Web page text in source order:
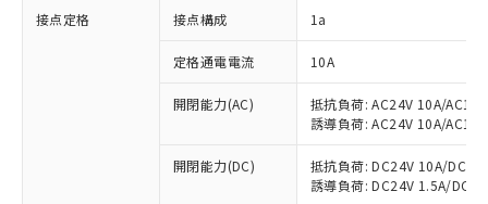
接点定格 接点構成 1a
定格通電電流 10A
開閉能力(AC)
抵抗負荷: AC24V 10A/
誘導負荷: AC24V 10A/
開閉能力(DC)
抵抗負荷: DC24V 10A/
誘導負荷: DC24V 1.5A/
ご利用条件
※1 対応状況
対応済み：EU RoHS指令（10物質）の
非含有に対応した製品が提供可能な商品で
対応予定：EU RoHS指令（10物質）の非含
有に対応した製品に切り替える予定のある
対応予定なし：EU RoHS指令（10物質）の